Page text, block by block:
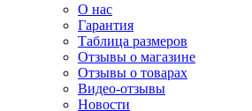
О нас
Гарантия
Таблица размеров
Отзывы о магазине
Отзывы о товарах
Видео-отзывы
Новости